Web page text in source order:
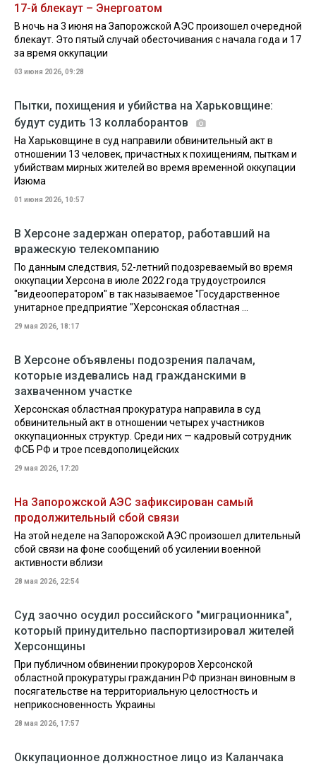
17-й блекаут – Энергоатом
В ночь на 3 июня на Запорожской АЭС произошел очередной
блекаут. Это пятый случай обесточивания с начала года и 17
за время оккупации
03 июня 2026, 09:28
Пытки, похищения и убийства на Харьковщине:
будут судить 13 коллаборантов
На Харьковщине в суд направили обвинительный акт в
отношении 13 человек, причастных к похищениям, пыткам и
убийствам мирных жителей во время временной оккупации
Изюма
01 июня 2026, 10:57
В Херсоне задержан оператор, работавший на
вражескую телекомпанию
По данным следствия, 52-летний подозреваемый во время
оккупации Херсона в июле 2022 года трудоустроился
"видеооператором" в так называемое "Государственное
унитарное предприятие "Херсонская областная ...
29 мая 2026, 18:17
В Херсоне объявлены подозрения палачам,
которые издевались над гражданскими в
захваченном участке
Херсонская областная прокуратура направила в суд
обвинительный акт в отношении четырех участников
оккупационных структур. Среди них — кадровый сотрудник
ФСБ РФ и трое псевдополицейских
29 мая 2026, 17:20
На Запорожской АЭС зафиксирован самый
продолжительный сбой связи
На этой неделе на Запорожской АЭС произошел длительный
сбой связи на фоне сообщений об усилении военной
активности вблизи
28 мая 2026, 22:54
Суд заочно осудил российского "миграционника",
который принудительно паспортизировал жителей
Херсонщины
При публичном обвинении прокуроров Херсонской
областной прокуратуры гражданин РФ признан виновным в
посягательстве на территориальную целостность и
неприкосновенность Украины
28 мая 2026, 17:57
Оккупационное должностное лицо из Каланчака